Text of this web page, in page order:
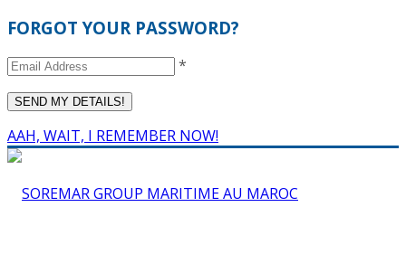
FORGOT YOUR PASSWORD?
*
AAH, WAIT, I REMEMBER NOW!